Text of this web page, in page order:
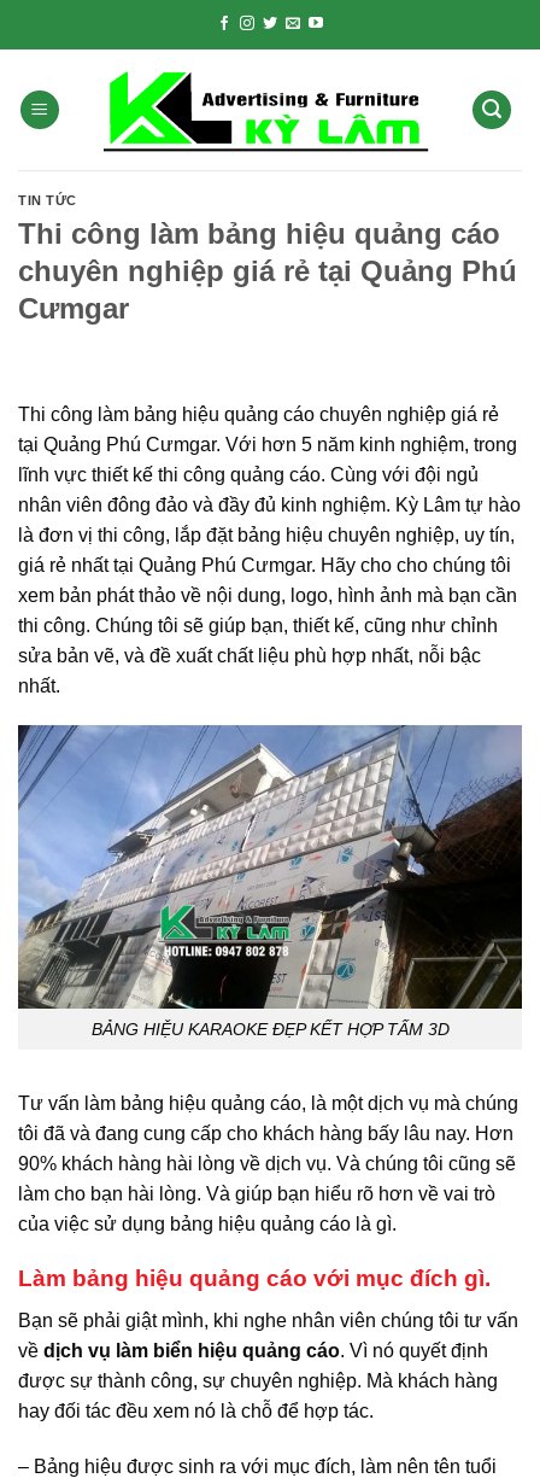
TIN TỨC
Thi công làm bảng hiệu quảng cáo
chuyên nghiệp giá rẻ tại Quảng Phú
Cưmgar
Thi công làm bảng hiệu quảng cáo chuyên nghiệp giá rẻ
tại Quảng Phú Cưmgar. Với hơn 5 năm kinh nghiệm, trong
lĩnh vực thiết kế thi công quảng cáo. Cùng với đội ngủ
nhân viên đông đảo và đầy đủ kinh nghiệm. Kỳ Lâm tự hào
là đơn vị thi công, lắp đặt bảng hiệu chuyên nghiệp, uy tín,
giá rẻ nhất tại Quảng Phú Cưmgar. Hãy cho cho chúng tôi
xem bản phát thảo về nội dung, logo, hình ảnh mà bạn cần
thi công. Chúng tôi sẽ giúp bạn, thiết kế, cũng như chỉnh
sửa bản vẽ, và đề xuất chất liệu phù hợp nhất, nỗi bậc
nhất.
BẢNG HIỆU KARAOKE ĐẸP KẾT HỢP TẤM 3D
Tư vấn làm bảng hiệu quảng cáo, là một dịch vụ mà chúng
tôi đã và đang cung cấp cho khách hàng bấy lâu nay. Hơn
90% khách hàng hài lòng về dịch vụ. Và chúng tôi cũng sẽ
làm cho bạn hài lòng. Và giúp bạn hiểu rõ hơn về vai trò
của việc sử dụng bảng hiệu quảng cáo là gì.
Làm bảng hiệu quảng cáo với mục đích gì.
Bạn sẽ phải giật mình, khi nghe nhân viên chúng tôi tư vấn
về dịch vụ làm biển hiệu quảng cáo. Vì nó quyết định
được sự thành công, sự chuyên nghiệp. Mà khách hàng
hay đối tác đều xem nó là chỗ để hợp tác.
– Bảng hiệu được sinh ra với mục đích, làm nên tên tuổi